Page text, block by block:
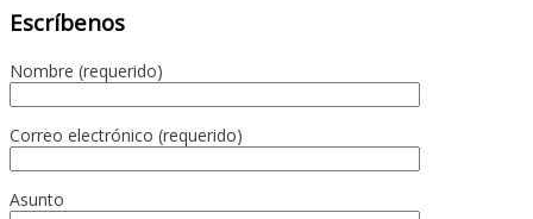
Escríbenos
Nombre (requerido)
Correo electrónico (requerido)
Asunto